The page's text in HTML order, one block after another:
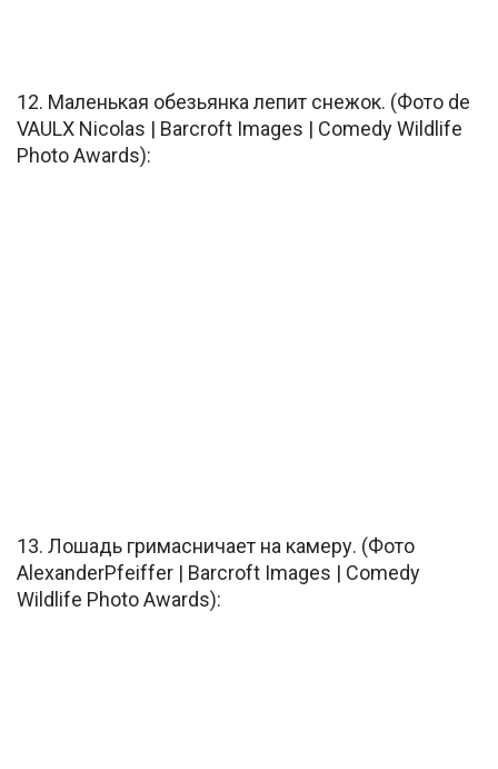
12. Маленькая обезьянка лепит снежок. (Фото de
VAULX Nicolas | Barcroft Images | Comedy Wildlife
Photo Awards):
13. Лошадь гримасничает на камеру. (Фото
AlexanderPfeiffer | Barcroft Images | Comedy
Wildlife Photo Awards):